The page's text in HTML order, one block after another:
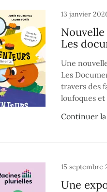
13 janvier
Les
Une
Les
travers des
loufoques et
Continuer
15 septembre
Une